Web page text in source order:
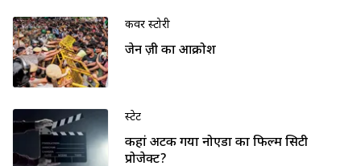
कवर स्टोरी
जेन ज़ी का आक्रोश
स्टेट
कहां अटक गया नोएडा का फिल्म सिटी
प्रोजेक्ट?